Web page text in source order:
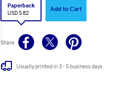
Paperback
USD 5.82
Add to Cart
Share
Usually printed in 3 - 5 business days